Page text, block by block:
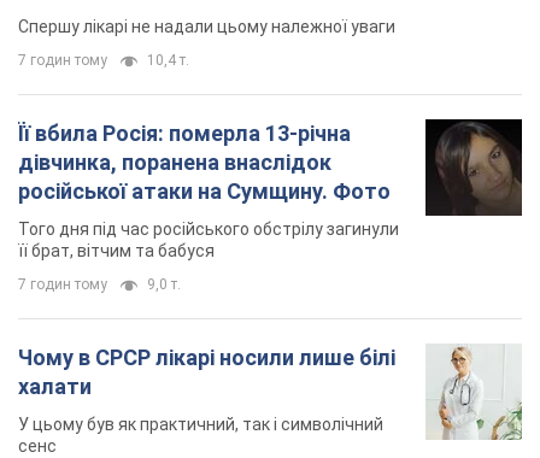
Спершу лікарі не надали цьому належної уваги
7 годин тому 10,4 т.
Її вбила Росія: померла 13-річна
дівчинка, поранена внаслідок
російської атаки на Сумщину. Фото
Того дня під час російського обстрілу загинули
її брат, вітчим та бабуся
7 годин тому 9,0 т.
Чому в СРСР лікарі носили лише білі
халати
У цьому був як практичний, так і символічний
сенс